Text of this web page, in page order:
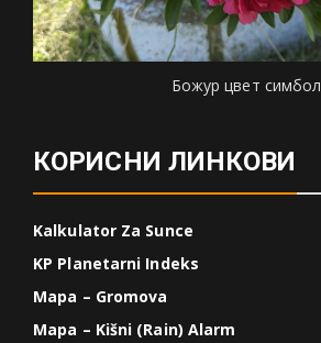
Божур цвет симбол
КОРИСНИ ЛИНКОВИ
Kalkulator Za Sunce
KP Planetarni Indeks
Mapa – Gromova
Mapa – Kišni (Rain) Alarm